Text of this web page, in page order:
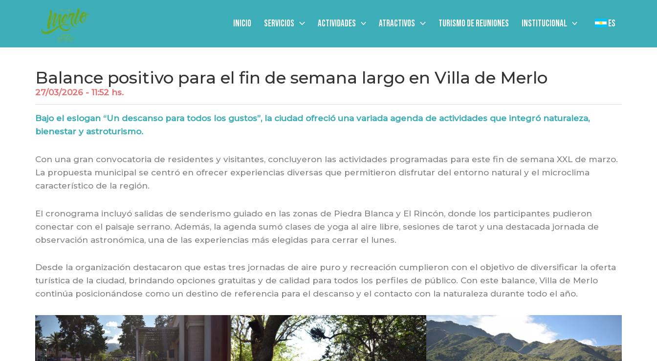
contenido
Inicio Servicios Actividades Atractivos Turismo de Reuniones Institucional ES
Balance positivo para el fin de semana largo en Villa de Merlo
27/03/2026 - 11:52 hs.
Bajo el eslogan “Un descanso para todos los gustos”, la ciudad ofreció una variada agenda de actividades que integró naturaleza,
bienestar y astroturismo.
Con una gran convocatoria de residentes y visitantes, concluyeron las actividades programadas para este fin de semana XXL de marzo.
La propuesta municipal se centró en ofrecer experiencias diversas que permitieron disfrutar del entorno natural y el microclima
característico de la región.
El cronograma incluyó salidas de senderismo guiado en las zonas de Piedra Blanca y El Rincón, donde los participantes pudieron
conectar con el paisaje serrano. Además, la agenda sumó clases de yoga al aire libre, sesiones de tarot y una destacada jornada de
observación astronómica, una de las experiencias más elegidas para cerrar el lunes.
Desde la organización destacaron que estas tres jornadas de aire puro y recreación cumplieron con el objetivo de diversificar la oferta
turística de la ciudad, brindando opciones gratuitas y de calidad para todos los perfiles de público. Con este balance, Villa de Merlo
continúa posicionándose como un destino de referencia para el descanso y el contacto con la naturaleza durante todo el año.